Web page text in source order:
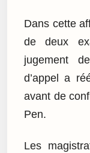
Dans cette
de deux
jugement
d’appel a
avant de
Pen.
Les